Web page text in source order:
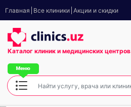
Главная Все клиники Акции и скидки
Каталог клиник и медицинских центров